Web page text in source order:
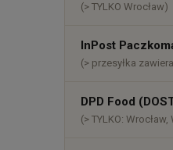
(> TYLKO Wrocław)
InPost
(> przesyłka
DPD Food
(> TYLKO: